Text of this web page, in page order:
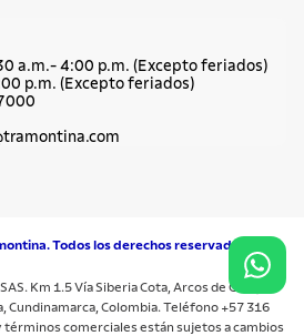
a.m.- 4:00 p.m. (Excepto feriados)
p.m. (Excepto feriados)
Todos los derechos reservados.
Km 1.5 Vía Siberia Cota, Arcos de Cota,
Cundinamarca, Colombia. Teléfono +57 316
términos comerciales están sujetos a cambios